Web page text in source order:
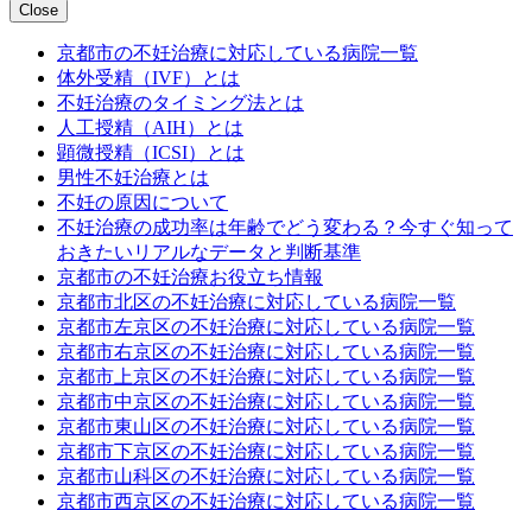
Close
京都市の不妊治療に対応している病院一覧
体外受精（IVF）とは
不妊治療のタイミング法とは
人工授精（AIH）とは
顕微授精（ICSI）とは
男性不妊治療とは
不妊の原因について
不妊治療の成功率は年齢でどう変わる？今すぐ知って
おきたいリアルなデータと判断基準
京都市の不妊治療お役立ち情報
京都市北区の不妊治療に対応している病院一覧
京都市左京区の不妊治療に対応している病院一覧
京都市右京区の不妊治療に対応している病院一覧
京都市上京区の不妊治療に対応している病院一覧
京都市中京区の不妊治療に対応している病院一覧
京都市東山区の不妊治療に対応している病院一覧
京都市下京区の不妊治療に対応している病院一覧
京都市山科区の不妊治療に対応している病院一覧
京都市西京区の不妊治療に対応している病院一覧